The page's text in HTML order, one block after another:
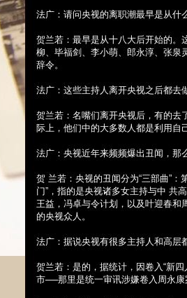
法广：请问央视的离职潮最早是从什
贺兰若：最早是从十八大后开始的。
柳、毕福剑、李小萌、郎永淳、张泉
辞令。
法广：这些主持人离开央视之后都去
贺兰若：名嘴们离开央视后，有的去
际上，他们中的大多数人都是利用自
法广：央视近年来频频爆出丑闻，那
贺 兰若：央视的丑闻分为“三部曲”：
门”，指的是央视诸多女主持与中 共
王益，冯卓与令计划，以及叶迎春和
的央视众人。
法广：据说央视有很多主持人和高层
贺兰若：是的，据统计，因卷入“新
市──那里是统一审讯涉嫌卷入周永康